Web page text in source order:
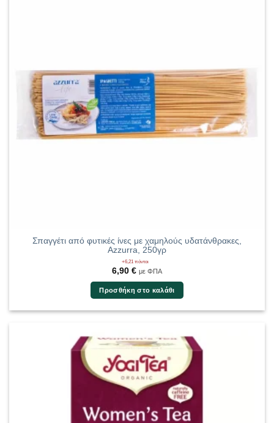
Σπαγγέτι από φυτικές ίνες με χαμηλούς υδατάνθρακες,
Azzurra, 250γρ
+6,21 πόντοι
6,90 € με ΦΠΑ
Προσθήκη στο καλάθι